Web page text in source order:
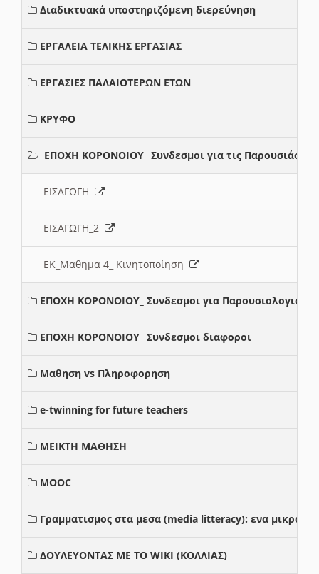
Διαδικτυακά υποστηριζόμενη διερεύνηση
ΕΡΓΑΛΕΙΑ ΤΕΛΙΚΗΣ ΕΡΓΑΣΙΑΣ
ΕΡΓΑΣΙΕΣ ΠΑΛΑΙΟΤΕΡΩΝ ΕΤΩΝ
ΚΡΥΦΟ
ΕΠΟΧΗ ΚΟΡΟΝΟΙΟΥ_ Συνδεσμοι για τις Παρουσιάσεις
ΕΙΣΑΓΩΓΗ
ΕΙΣΑΓΩΓΗ_2
ΕΚ_Μαθημα 4_ Κινητοποίηση
ΕΠΟΧΗ ΚΟΡΟΝΟΙΟΥ_ Συνδεσμοι για Παρουσιολογια
ΕΠΟΧΗ ΚΟΡΟΝΟΙΟΥ_ Συνδεσμοι διαφοροι
Μαθηση vs Πληροφορηση
e-twinning for future teachers
ΜΕΙΚΤΗ ΜΑΘΗΣΗ
MOOC
Γραμματισμος στα μεσα (media litteracy): ενα μικρο
ΔΟΥΛΕΥΟΝΤΑΣ ΜΕ ΤΟ WIKI (ΚΟΛΛΙΑΣ)